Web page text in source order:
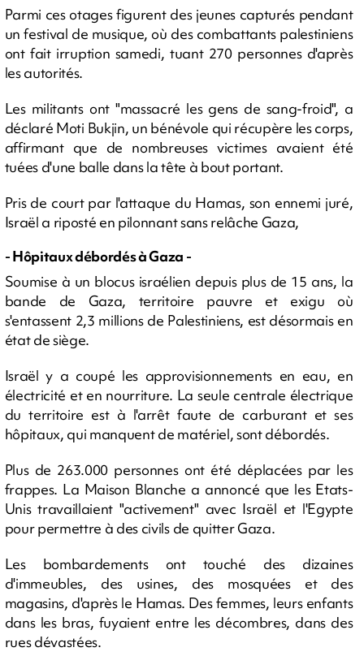
Parmi ces otages figurent des jeunes capturés pendant
un festival de musique, où des combattants palestiniens
ont fait irruption samedi, tuant 270 personnes d'après
les autorités.
Les militants ont "massacré les gens de sang-froid", a
déclaré Moti Bukjin, un bénévole qui récupère les corps,
affirmant que de nombreuses victimes avaient été
tuées d'une balle dans la tête à bout portant.
Pris de court par l'attaque du Hamas, son ennemi juré,
Israël a riposté en pilonnant sans relâche Gaza,
- Hôpitaux débordés à Gaza -
Soumise à un blocus israélien depuis plus de 15 ans, la
bande de Gaza, territoire pauvre et exigu où
s'entassent 2,3 millions de Palestiniens, est désormais en
état de siège.
Israël y a coupé les approvisionnements en eau, en
électricité et en nourriture. La seule centrale électrique
du territoire est à l'arrêt faute de carburant et ses
hôpitaux, qui manquent de matériel, sont débordés.
Plus de 263.000 personnes ont été déplacées par les
frappes. La Maison Blanche a annoncé que les Etats-
Unis travaillaient "activement" avec Israël et l'Egypte
pour permettre à des civils de quitter Gaza.
Les bombardements ont touché des dizaines
d'immeubles, des usines, des mosquées et des
magasins, d'après le Hamas. Des femmes, leurs enfants
dans les bras, fuyaient entre les décombres, dans des
rues dévastées.